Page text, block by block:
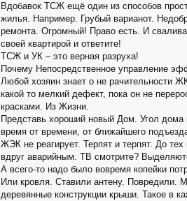
Вдобавок ТСЖ ещё один из способов
жилья. Например. Грубый варианот.
ремонта. Огромный! Право есть. И
своей квартирой и ответите!
ТСЖ и УК – это верная разруха!
Почему Непосредственное управление
Любой хозяин знает о не рачительности
какой то мелкий дефект, пока он не
красками. Из Жизни.
Представь хороший новый Дом. Угол
время от времени, от ближайшего
ЖЭК не реагирует. Терпят и терпят. До
вдруг аварийным. ТВ смотрите?
А всего-то надо было вовремя копейки
Или кровля. Ставили антену. Повредили.
деревянные конструкции крыши. Такое в